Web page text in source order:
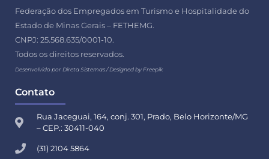
Federação dos Empregados em Turismo e Hospitalidade do
Estado de Minas Gerais – FETHEMG.
CNPJ: 25.568.635/0001-10.
Todos os direitos reservados.
Desenvolvido por Direta Sistemas /Designed by Freepik
Contato
Rua Jaceguai, 164, conj. 301, Prado, Belo Horizonte/MG
– CEP.: 30411-040
(31) 2104 5864